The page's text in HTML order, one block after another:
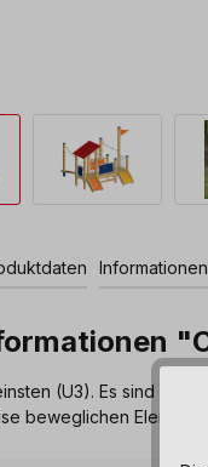
(U3). Es sind
beweglichen